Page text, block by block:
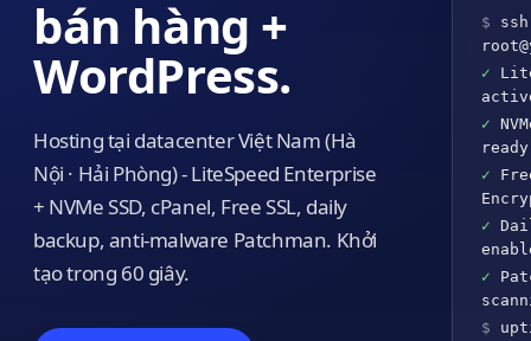
bán hàng +
WordPress.
Hosting tại datacenter Việt Nam (Hà
Nội · Hải Phòng) - LiteSpeed Enterprise
+ NVMe SSD, cPanel, Free SSL, daily
backup, anti-malware Patchman. Khởi
tạo trong 60 giây.
$ ssh
✓
✓
ready
✓
✓
✓
$